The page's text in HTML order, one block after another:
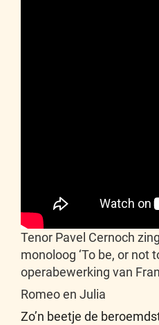
Tenor Pavel Cernoch
monoloog ‘To be, or not
operabewerking van
Romeo en Julia
Zo’n beetje de